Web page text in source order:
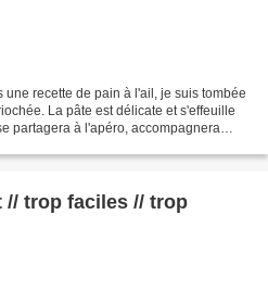
recette de pain à l'ail, je suis tombée
La pâte est délicate et s'effeuille
partagera à l'apéro, accompagnera
trop faciles // trop